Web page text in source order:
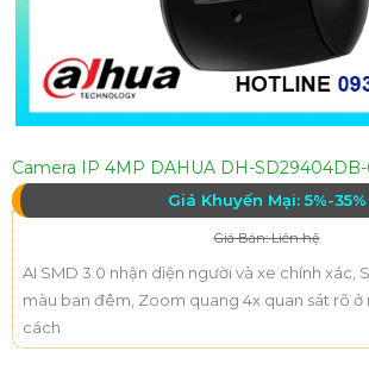
Camera IP 4MP DAHUA DH-SD29404DB-
Giá Khuyến Mại: 5%-35%
Giá Bán: Liên hệ
AI SMD 3.0 nhận diện người và xe chính xác,
màu ban đêm, Zoom quang 4x quan sát rõ ở
cách